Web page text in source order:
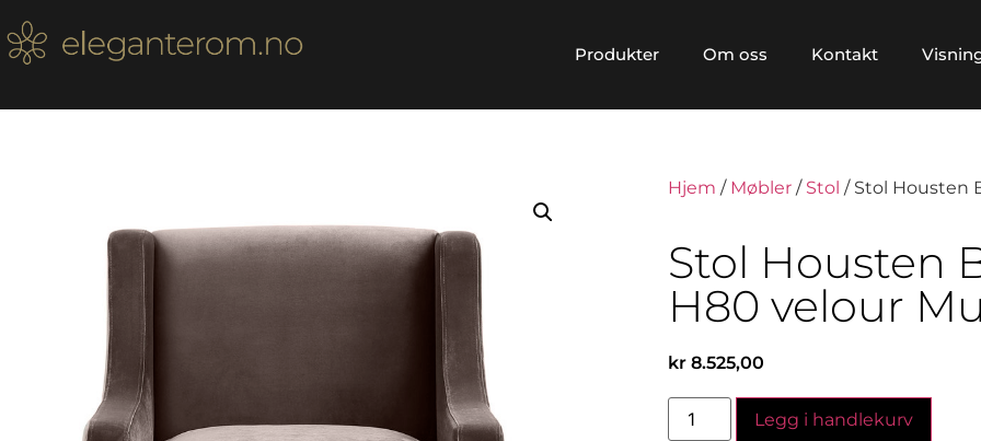
Produkter Om oss Kontakt
Hjem / Møbler / Stol / Stol Housten
Stol Housten
H80 velour
kr 8.525,00
Legg i handlekurv